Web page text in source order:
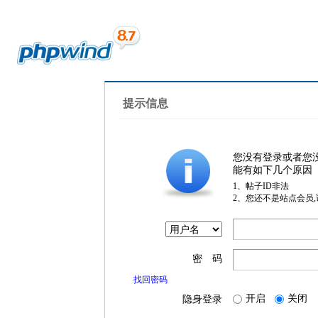
提示信息
您没有登录或者您
能有如下几个原因
1、帖子ID非法
2、您还不是站点会员
密 码
找回密码
隐身登录 开启 关闭